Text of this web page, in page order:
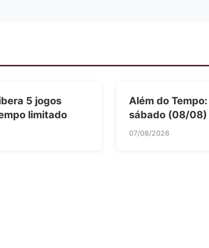
5 jogos
limitado
Além do
sábado (08/08)
07/08/2026